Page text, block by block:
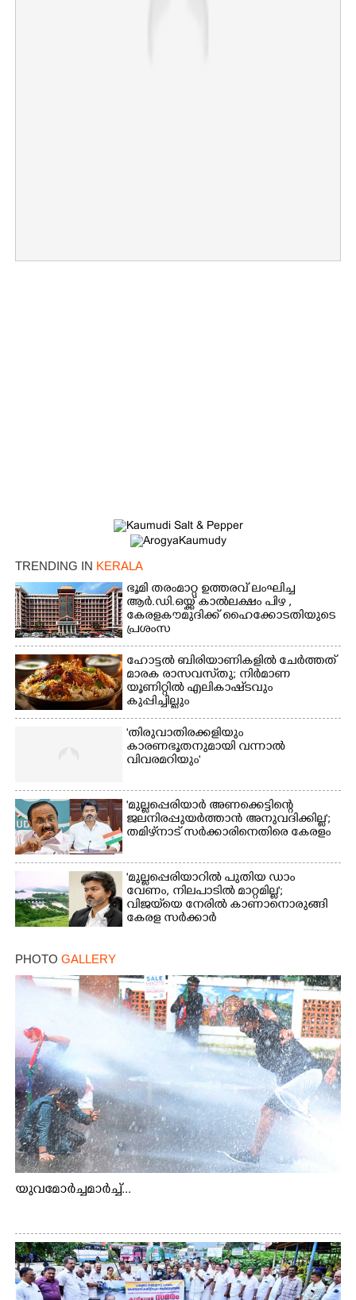
TRENDING IN KERALA
ഭൂമി തരംമാറ്റ ഉത്തരവ് ലംഘിച്ച
ആർ.ഡി.ഒയ്ക്ക് കാൽലക്ഷം പിഴ ,​
കേരളകൗമുദിക്ക് ഹൈക്കോടതിയുടെ
പ്രശംസ
ഹോട്ടൽ ബിരിയാണികളിൽ ചേർത്തത്
മാരക രാസവസ്‌തു; നിർമാണ
യൂണിറ്റിൽ എലികാഷ്‌ടവും
കുപ്പിച്ചില്ലും
'തിരുവാതിരക്കളിയും
കാരണഭൂതനുമായി വന്നാൽ
വിവരമറിയും '
'മുല്ലപ്പെരിയാർ അണക്കെട്ടിന്റെ
ജലനിരപ്പുയർത്താൻ അനുവദിക്കില്ല';
തമിഴ്‌നാട് സർക്കാരിനെതിരെ കേരളം
'മുല്ലപ്പെരിയാറിൽ പുതിയ ഡാം
വേണം, നിലപാടിൽ മാറ്റമില്ല';
വിജയ്‌യെ നേരിൽ കാണാനൊരുങ്ങി
കേരള സർക്കാർ
PHOTO GALLERY
യുവമോർച്ചമാർച്ച്...